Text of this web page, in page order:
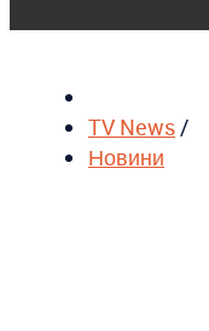
TV News/
Новини